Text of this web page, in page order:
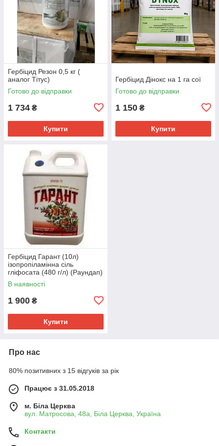
Гербіцид Резон 0,5 кг (
аналог Тітус)
Готово до відправки
1 734 ₴
Купити
Гербіцид Дінокс на 1 га сої
Готово до відправки
1 150 ₴
Купити
Гербіцид Гарант (10л)
ізопропіламінна сіль
гліфосата (480 г/л) (Раундап)
В наявності
1 900 ₴
Купити
Про нас
80% позитивних з 15 відгуків за рік
Працює з 31.05.2018
м. Біла Церква
вул. Матросова, 48а, Біла Церква, Україна
Контакти